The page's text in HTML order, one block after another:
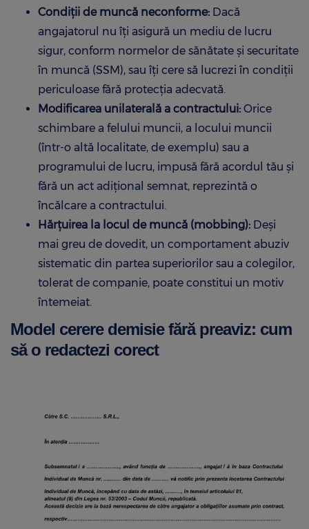
Condiții de muncă neconforme: Dacă
angajatorul nu îți asigură un mediu de lucru
sigur, conform normelor de sănătate și securitate
în muncă (SSM), sau îți cere să lucrezi în condiții
periculoase fără protecția adecvată.
Modificarea unilaterală a contractului: Orice
schimbare a felului muncii, a locului muncii
(într-o altă localitate, de exemplu) sau a
programului de lucru, impusă fără acordul tău și
fără un act adițional semnat, reprezintă o
încălcare a contractului.
Hărțuirea la locul de muncă (mobbing): Deși
mai greu de dovedit, un comportament abuziv
sistematic din partea superiorilor sau a colegilor,
tolerat de companie, poate constitui un motiv
întemeiat.
Model cerere demisie fără preaviz: cum
să o redactezi corect